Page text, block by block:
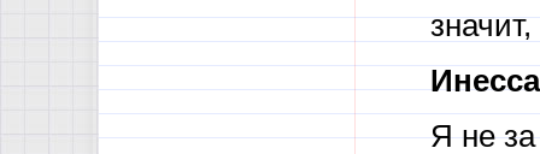
Я не за